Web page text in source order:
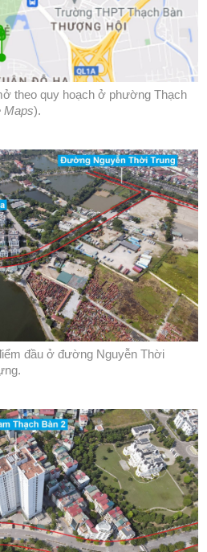
theo quy hoạch ở phường Thạch
Maps).
đầu ở đường Nguyễn Thời